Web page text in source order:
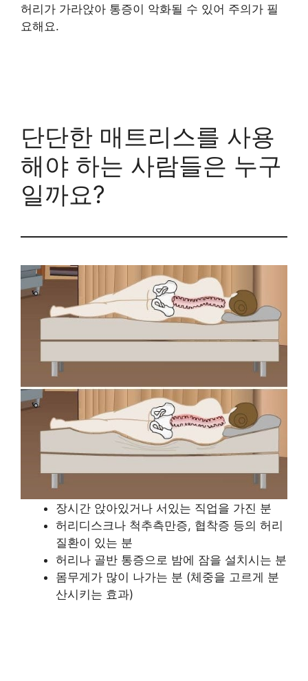
허리가 가라앉아 통증이 악화될 수 있어 주의가 필
요해요.
단단한 매트리스를 사용
해야 하는 사람들은 누구
일까요?
장시간 앉아있거나 서있는 직업을 가진 분
허리디스크나 척추측만증, 협착증 등의 허리
질환이 있는 분
허리나 골반 통증으로 밤에 잠을 설치시는 분
몸무게가 많이 나가는 분 (체중을 고르게 분
산시키는 효과)